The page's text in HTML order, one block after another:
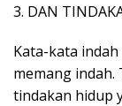
3. DAN
Kata-kata
memang
tindakan hidup